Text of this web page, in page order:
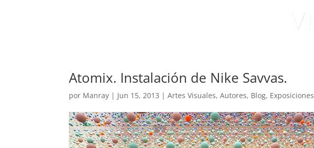
Atomix. Instalación de Nike Savvas.
por Manray | Jun 15, 2013 |Artes Visuales,Autores, Blog, Exposiciones